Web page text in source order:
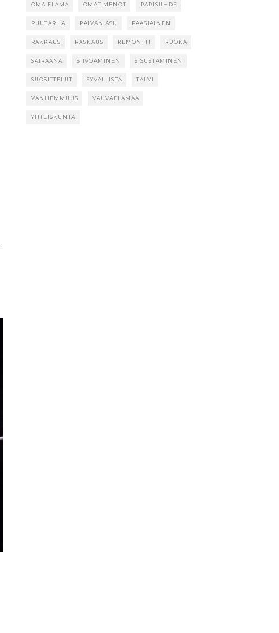
OMA ELÄMÄ OMAT MENOT PARISUHDE
PUUTARHA PÄIVÄN ASU PÄÄSIÄINEN
RAKKAUS RASKAUS REMONTTI RUOKA
SAIRAANA SIIVOAMINEN SISUSTAMINEN
SUOSITTELUT SYVÄLLISTÄ TALVI
VANHEMMUUS VAUVAELÄMÄÄ
YHTEISKUNTA